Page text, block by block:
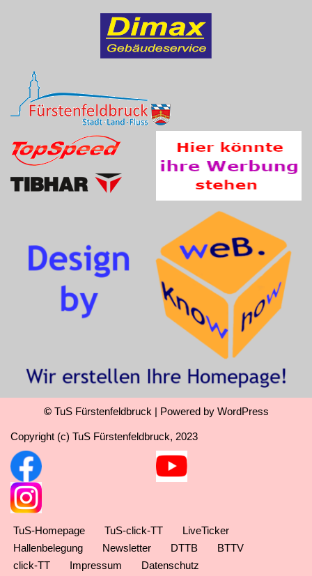
© TuS Fürstenfeldbruck | Powered by WordPress
Copyright (c) TuS Fürstenfeldbruck, 2023
TuS-Homepage TuS-click-TT
LiveTicker
Hallenbelegung
Newsletter DTTB
BTTV
click-TT
Impressum Datenschutz